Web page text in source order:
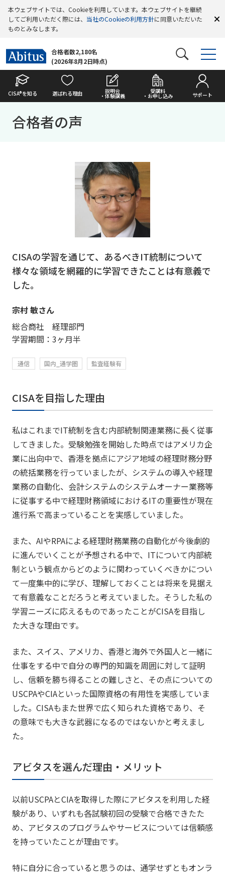
本ウェブサイトでは、Cookieを利用しています。本ウェブサイトを継続
してご利用いただく際には、 当社のCookieの利用方針に同意いただいた
ものとみなします。
合格者数2,180名
(2026年8月2日時点)
CISA®を知る 選ばれる理由 説明会
・体験講義
受講料
・お申し込み サポート
合格者の声
CISAの学習を通じて、あるべきIT統制について
様々な領域を網羅的に学習できたことは有意義で
した。
宗村 敏さん
総合商社 経理部門
学習期間：3ヶ月半
通信 国内_通学圏 監査経験有
CISAを目指した理由
私はこれまでIT統制を含む内部統制関連業務に長く従事
してきました。受験勉強を開始した時点ではアメリカ企
業に出向中で、香港を拠点にアジア地域の経理財務分野
の統括業務を行っていましたが、システムの導入や経理
業務の自動化、会計システムのシステムオーナー業務等
に従事する中で経理財務領域におけるITの重要性が現在
進行系で高まっていることを実感していました。
また、AIやRPAによる経理財務業務の自動化が今後劇的
に進んでいくことが予想される中で、ITについて内部統
制という観点からどのように関わっていくべきかについ
て一度集中的に学び、理解しておくことは将来を見据え
て有意義なことだろうと考えていました。そうした私の
学習ニーズに応えるものであったことがCISAを目指し
た大きな理由です。
また、スイス、アメリカ、香港と海外で外国人と一緒に
仕事をする中で自分の専門的知識を周囲に対して証明
し、信頼を勝ち得ることの難しさと、その点についての
USCPAやCIAといった国際資格の有用性を実感していま
した。CISAもまた世界で広く知られた資格であり、そ
の意味でも大きな武器になるのではないかと考えまし
た。
アビタスを選んだ理由・メリット
以前USCPAとCIAを取得した際にアビタスを利用した経
験があり、いずれも各試験初回の受験で合格できたた
め、アビタスのプログラムやサービスについては信頼感
を持っていたことが理由です。
特に自分に合っていると思うのは、通学せずともオンラ